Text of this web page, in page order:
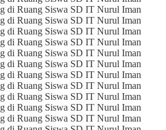
di Ruang Siswa SD IT Nurul Iman
di Ruang Siswa SD IT Nurul Iman
di Ruang Siswa SD IT Nurul Iman
di Ruang Siswa SD IT Nurul Iman
di Ruang Siswa SD IT Nurul Iman
di Ruang Siswa SD IT Nurul Iman
di Ruang Siswa SD IT Nurul Iman
di Ruang Siswa SD IT Nurul Iman
di Ruang Siswa SD IT Nurul Iman
di Ruang Siswa SD IT Nurul Iman
di Ruang Siswa SD IT Nurul Iman